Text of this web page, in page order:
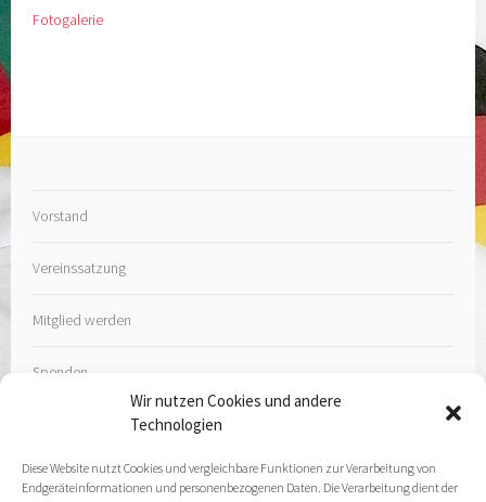
Wir nutzen Cookies und andere
Technologien
Diese Website nutzt Cookies und vergleichbare Funktionen zur Verarbeitung von
Endgeräteinformationen und personenbezogenen Daten. Die Verarbeitung dient der
Fotogalerie
Vorstand
Vereinssatzung
Mitglied werden
Spenden